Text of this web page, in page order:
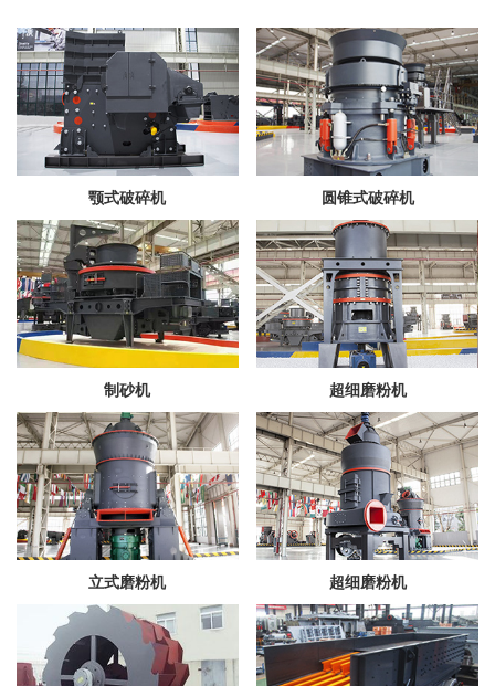
颚式破碎机 圆锥式破碎机
制砂机 超细磨粉机
立式磨粉机 超细磨粉机